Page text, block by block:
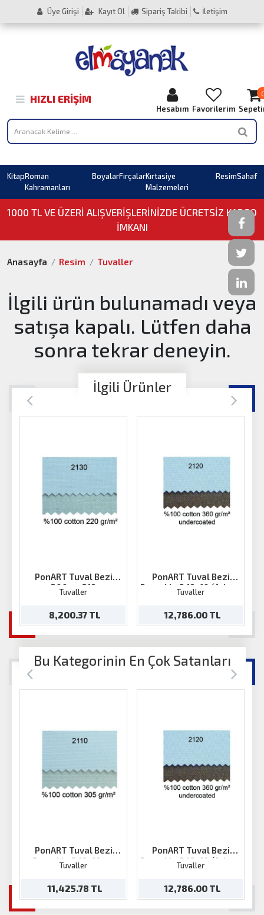
Üye Girişi Kayıt Ol Sipariş Takibi İletişim
HIZLI ERIŞIM
Hesabım Favorilerim
KitapRoman
Kahramanları
BoyalarFırçalarKırtasiye
Malzemeleri
ResimSahaf
1000 TL VE ÜZERI ALIŞVERIŞLERINIZDE ÜCRETSİZ KARGO
İMKANI
Anasayfa Resim Tuvaller
İlgili ürün bulunamadı veya
satışa kapalı. Lütfen daha
sonra tekrar deneyin.
İlgili Ürünler
PonART Tuval Bezi
200grx218
Tuvaller
8,200.37 TL
PonART Tuval Bezi
Pamuklu 2.18x10 (Arkası
Kahve)
Tuvaller
12,786.00 TL
Bu Kategorinin En Çok Satanları
PonART Tuval Bezi
Pamuklu 2.18x10 mt
Tuvaller
11,425.78 TL
PonART Tuval Bezi
Pamuklu 2.18x10 (Arkası
Kahve)
Tuvaller
12,786.00 TL